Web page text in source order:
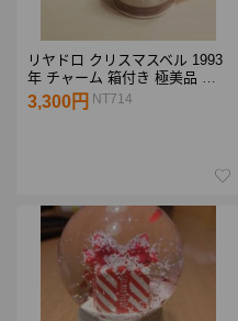
リヤドロ クリスマスベル 1993
年 チャーム 箱付き 極美品 レ
リーフ
3,300円 NT714